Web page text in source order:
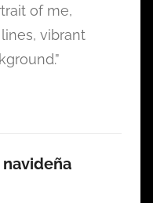
of me,
vibrant
navideña